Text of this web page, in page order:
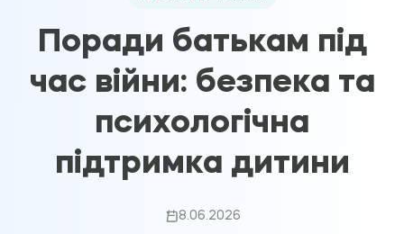
Поради батькам під
час війни: безпека та
психологічна
підтримка дитини
8.06.2026